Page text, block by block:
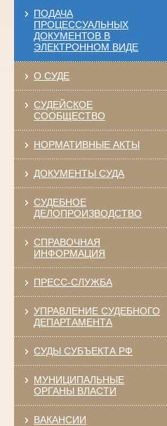
ПОДАЧА
ПРОЦЕССУАЛЬНЫХ
ДОКУМЕНТОВ В
ЭЛЕКТРОННОМ ВИДЕ
О СУДЕ
СУДЕЙСКОЕ
СООБЩЕСТВО
НОРМАТИВНЫЕ АКТЫ
ДОКУМЕНТЫ СУДА
СУДЕБНОЕ
ДЕЛОПРОИЗВОДСТВО
СПРАВОЧНАЯ
ИНФОРМАЦИЯ
ПРЕСС-СЛУЖБА
УПРАВЛЕНИЕ СУДЕБНОГО
ДЕПАРТАМЕНТА
СУДЫ СУБЪЕКТА РФ
МУНИЦИПАЛЬНЫЕ
ОРГАНЫ ВЛАСТИ
ВАКАНСИИ